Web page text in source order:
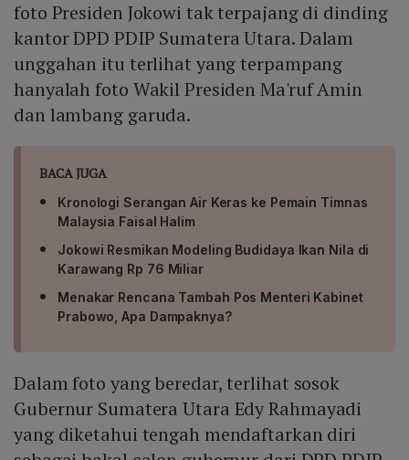
foto Presiden Jokowi tak terpajang di dinding
kantor DPD PDIP Sumatera Utara. Dalam
unggahan itu terlihat yang terpampang
hanyalah foto Wakil Presiden Ma'ruf Amin
dan lambang garuda.
BACA JUGA
Kronologi Serangan Air Keras ke Pemain Timnas
Malaysia Faisal Halim
Jokowi Resmikan Modeling Budidaya Ikan Nila di
Karawang Rp 76 Miliar
Menakar Rencana Tambah Pos Menteri Kabinet
Prabowo, Apa Dampaknya?
Dalam foto yang beredar, terlihat sosok
Gubernur Sumatera Utara Edy Rahmayadi
yang diketahui tengah mendaftarkan diri